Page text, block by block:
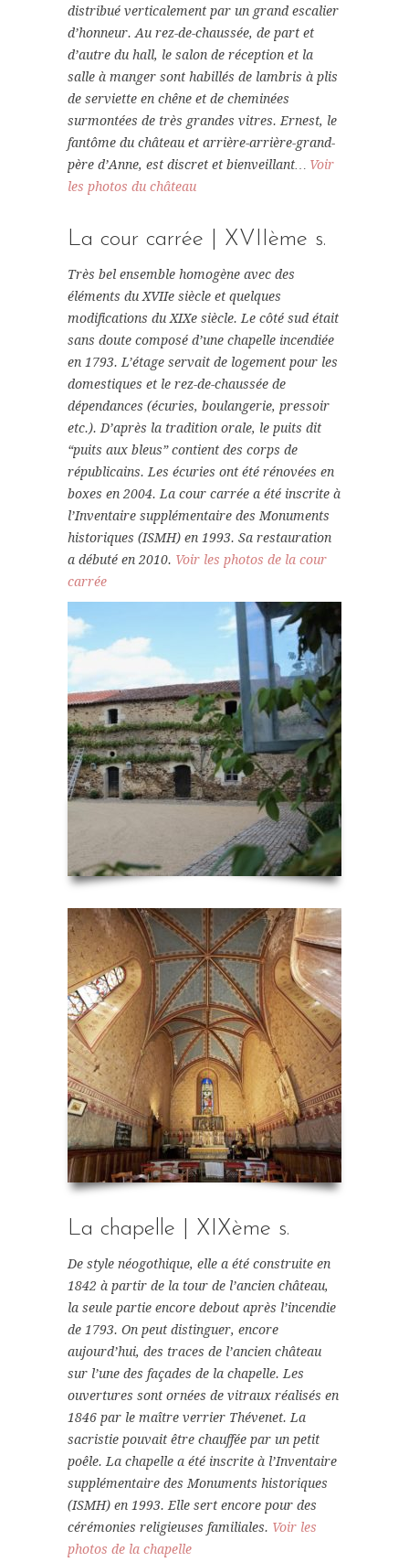
distribué verticalement par un grand escalier
d’honneur. Au rez-de-chaussée, de part et
d’autre du hall, le salon de réception et la
salle à manger sont habillés de lambris à plis
de serviette en chêne et de cheminées
surmontées de très grandes vitres. Ernest, le
fantôme du château et arrière-arrière-grand-
père d’Anne, est discret et bienveillant… Voir
les photos du château
La cour carrée | XVIIème s.
Très bel ensemble homogène avec des
éléments du XVIIe siècle et quelques
modifications du XIXe siècle. Le côté sud était
sans doute composé d’une chapelle incendiée
en 1793. L’étage servait de logement pour les
domestiques et le rez-de-chaussée de
dépendances (écuries, boulangerie, pressoir
etc.). D’après la tradition orale, le puits dit
“puits aux bleus” contient des corps de
républicains. Les écuries ont été rénovées en
boxes en 2004. La cour carrée a été inscrite à
l’Inventaire supplémentaire des Monuments
historiques (ISMH) en 1993. Sa restauration
a débuté en 2010. Voir les photos de la cour
carrée
La chapelle | XIXème s.
De style néogothique, elle a été construite en
1842 à partir de la tour de l’ancien château,
la seule partie encore debout après l’incendie
de 1793. On peut distinguer, encore
aujourd’hui, des traces de l’ancien château
sur l’une des façades de la chapelle. Les
ouvertures sont ornées de vitraux réalisés en
1846 par le maître verrier Thévenet. La
sacristie pouvait être chauffée par un petit
poêle. La chapelle a été inscrite à l’Inventaire
supplémentaire des Monuments historiques
(ISMH) en 1993. Elle sert encore pour des
cérémonies religieuses familiales. Voir les
photos de la chapelle